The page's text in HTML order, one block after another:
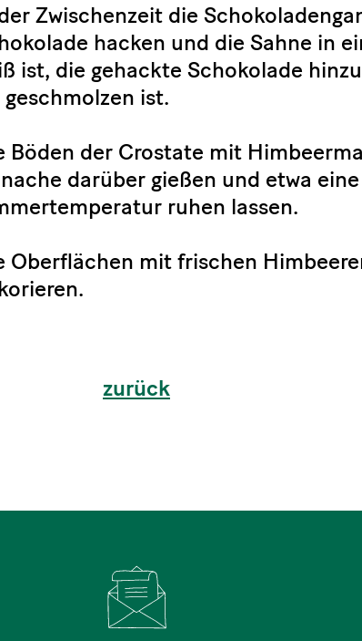
Zwischenzeit die
hacken und die Sahne in
ist, die gehackte Schokolade
geschmolzen ist.
Böden der Crostate mit
darüber gießen und etwa
ruhen lassen.
Oberflächen mit frischen
zurück